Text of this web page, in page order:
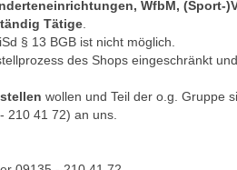
WfbM,
Tätige
§ 13 BGB ist nicht möglich.
des Shops eingeschränkt
wollen und Teil der o.g. Gruppe
210 41 72) an uns.